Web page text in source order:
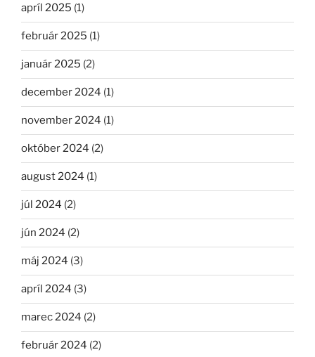
apríl 2025 (1)
február 2025 (1)
január 2025 (2)
december 2024 (1)
november 2024 (1)
október 2024 (2)
august 2024 (1)
júl 2024 (2)
jún 2024 (2)
máj 2024 (3)
apríl 2024 (3)
marec 2024 (2)
február 2024 (2)